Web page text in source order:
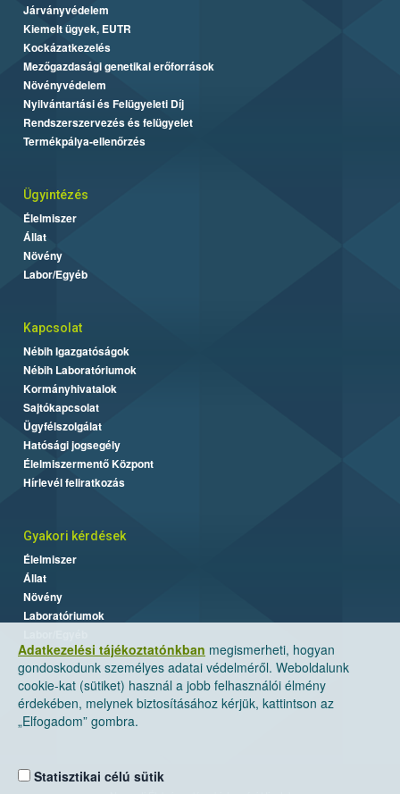
Adatkezelési tájékoztatónkban megismerheti, hogyan
gondoskodunk személyes adatai védelméről. Weboldalunk
cookie-kat (sütiket) használ a jobb felhasználói élmény
érdekében, melynek biztosításához kérjük, kattintson az
„Elfogadom” gombra.
Statisztikai célú sütik
Járványvédelem
Kiemelt ügyek, EUTR
Kockázatkezelés
Mezőgazdasági genetikai erőforrások
Növényvédelem
Nyilvántartási és Felügyeleti Díj
Rendszerszervezés és felügyelet
Termékpálya-ellenőrzés
Ügyintézés
Élelmiszer
Állat
Növény
Labor/Egyéb
Kapcsolat
Nébih Igazgatóságok
Nébih Laboratóriumok
Kormányhivatalok
Sajtókapcsolat
Ügyfélszolgálat
Hatósági jogsegély
Élelmiszermentő Központ
Hírlevél feliratkozás
Gyakori kérdések
Élelmiszer
Állat
Növény
Laboratóriumok